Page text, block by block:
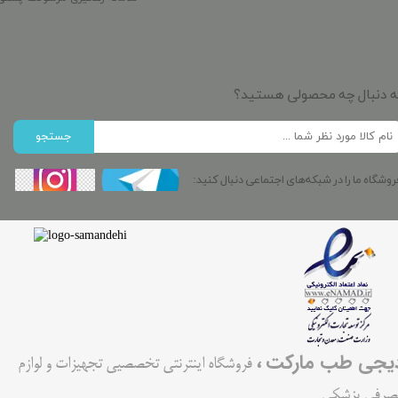
طب مارکت، فروشگاه اینترنتی تخصصیی تجهیزات و لوازم
دنبال چه محصولی هستید؟
جستجو
ما را در شبکه‌های اجتماعی دنبال کنید: